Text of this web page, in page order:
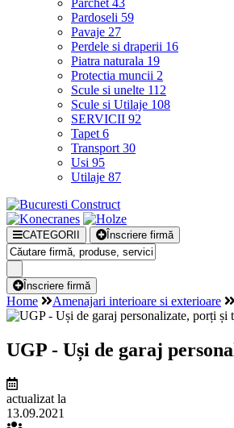
Parchet 43
Pardoseli 59
Pavaje 27
Perdele si draperii 16
Piatra naturala 19
Protectia muncii 2
Scule si unelte 112
Scule si Utilaje 108
SERVICII 92
Tapet 6
Transport 30
Usi 95
Utilaje 87
CATEGORII Înscriere firmă
Înscriere firmă
Home Amenajari interioare si exterioare
UGP - Uși de garaj
actualizat la
13.09.2021